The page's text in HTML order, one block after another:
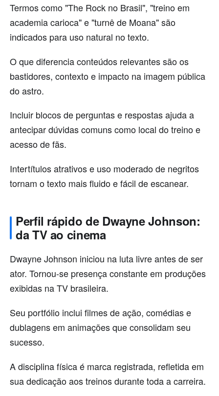
Termos como "The Rock no Brasil", "treino em
academia carioca" e "turnê de Moana" são
indicados para uso natural no texto.
O que diferencia conteúdos relevantes são os
bastidores, contexto e impacto na imagem pública
do astro.
Incluir blocos de perguntas e respostas ajuda a
antecipar dúvidas comuns como local do treino e
acesso de fãs.
Intertítulos atrativos e uso moderado de negritos
tornam o texto mais fluido e fácil de escanear.
Perfil rápido de Dwayne Johnson:
da TV ao cinema
Dwayne Johnson iniciou na luta livre antes de ser
ator. Tornou-se presença constante em produções
exibidas na TV brasileira.
Seu portfólio inclui filmes de ação, comédias e
dublagens em animações que consolidam seu
sucesso.
A disciplina física é marca registrada, refletida em
sua dedicação aos treinos durante toda a carreira.